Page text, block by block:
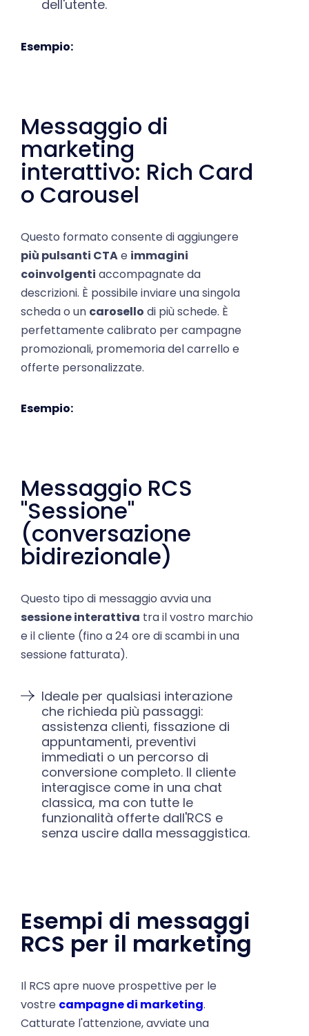
Messaggio di
marketing
interattivo: Rich Card
o Carousel
più pulsanti CTAeimmagini
coinvolgentiaccompagnate da
descrizioni. È possibile inviare una singola
scheda o un carosellodi più schede. È
perfettamente calibrato per campagne
promozionali, promemoria del carrello e
offerte personalizzate.
Messaggio RCS
"Sessione"
(conversazione
bidirezionale)
sessione interattivatra il vostro marchio
e il cliente (fino a 24 ore di scambi in una
sessione fatturata).
che richieda più passaggi:
assistenza clienti, fissazione di
appuntamenti, preventivi
immediati o un percorso di
conversione completo. Il cliente
interagisce come in una chat
classica, ma con tutte le
funzionalità offerte dall'RCS e
senza uscire dalla messaggistica.
Esempi di messaggi
RCS per il marketing
vostrecampagne di marketing.
Catturate l'attenzione, avviate una
conversazione e stimolate l'azione,